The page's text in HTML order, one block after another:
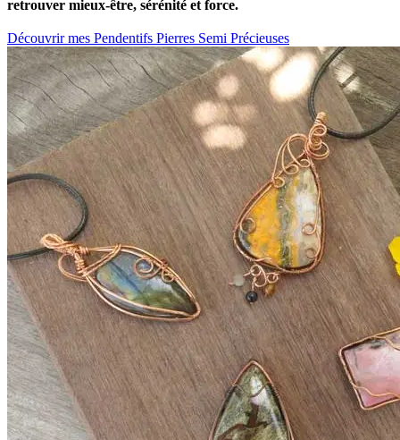
retrouver mieux-être, sérénité et force.
Découvrir mes Pendentifs Pierres Semi Précieuses